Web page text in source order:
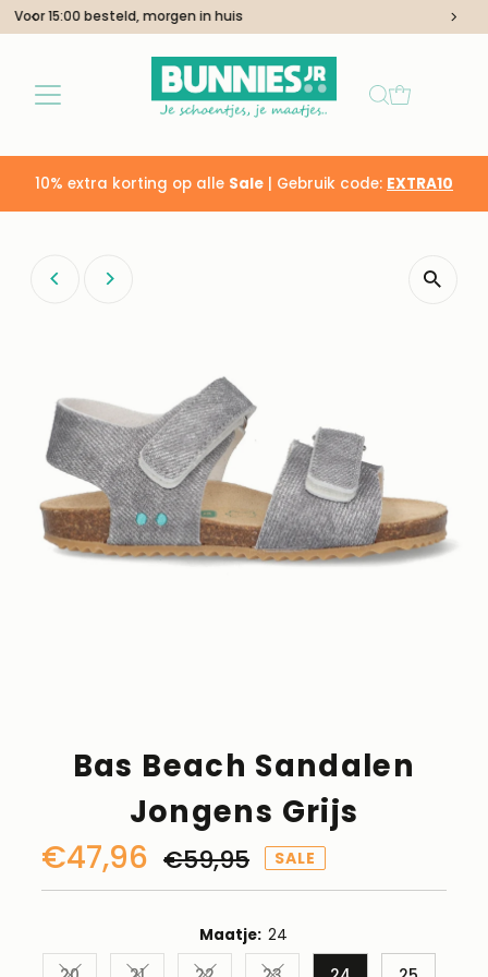
Ga naar inhoud Altijd de juiste maat!
10% extra korting op alle Sale | Gebruik code: EXTRA10
Bas Beach Sandalen
Jongens Grijs
Kortingsprijs
€47,96 Normale
prijs
€59,95 SALE
Maatje: 24